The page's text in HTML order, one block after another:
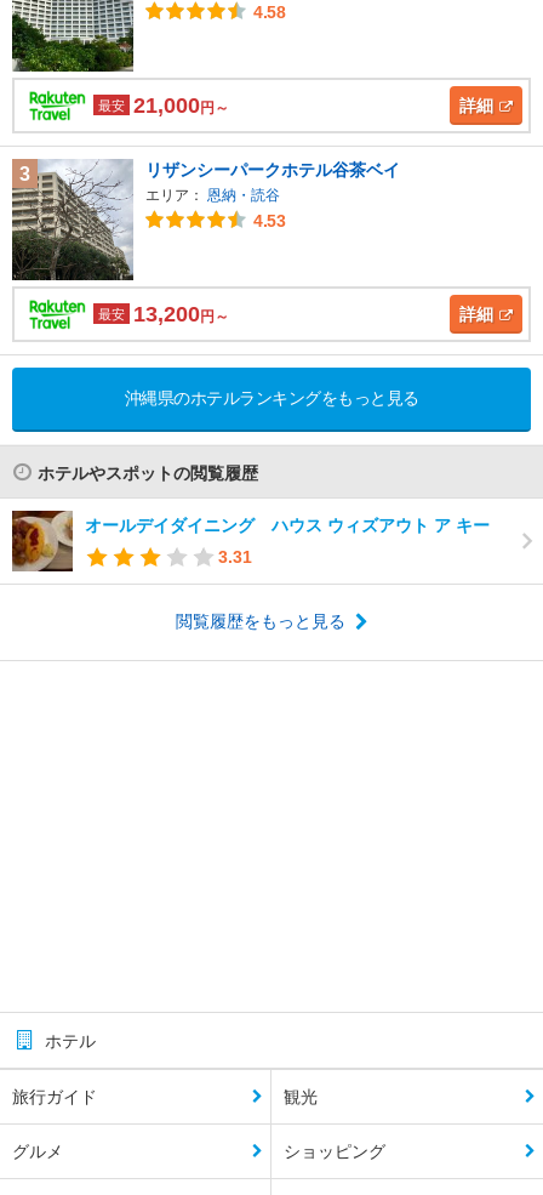
4.58
最安 21,000円～ 詳細
3 リザンシーパークホテル谷茶ベイ
エリア： 恩納・読谷
4.53
最安 13,200円～ 詳細
沖縄県のホテルランキングをもっと見る
ホテルやスポットの閲覧履歴
オールデイダイニング ハウス ウィズアウト ア キー
3.31
閲覧履歴をもっと見る
ホテル
旅行ガイド 観光
グルメ ショッピング